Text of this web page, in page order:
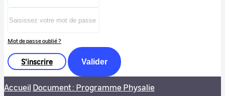
Mot de passe oublié ?
S'inscrire Valider
Accueil Document : Programme Physalie